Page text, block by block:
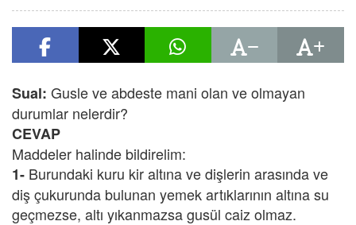
Sual: Gusle ve abdeste mani olan ve olmayan
durumlar nelerdir?
CEVAP
Maddeler halinde bildirelim:
1- Burundaki kuru kir altına vedişlerin arasında ve
diş çukurunda bulunan yemek artıklarının altına su
geçmezse, altı yıkanmazsa gusül caiz olmaz.